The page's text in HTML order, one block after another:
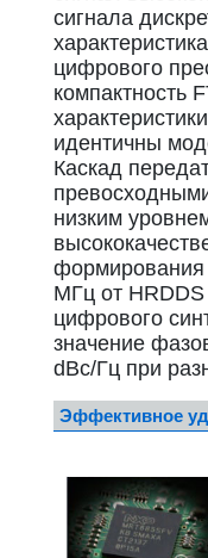
сигнала
цифрового
компактность
идентичны
Каскад
низким
формирования
МГц от
цифрового
значение
dBc/Гц при
Эффективное